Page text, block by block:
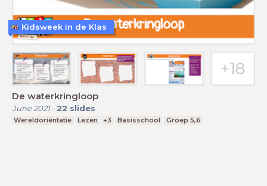
De waterkringloop
June 2021- 22 slides
Wereldoriëntatie Lezen +3 Basisschool Groep 5,6
Kidsweek in de Klas